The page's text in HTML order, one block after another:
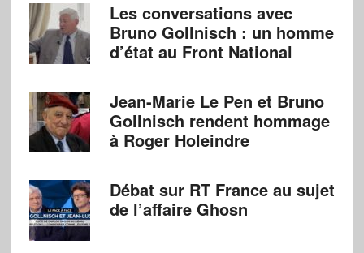
Les conversations avec
Bruno Gollnisch : un homme
d’état au Front National
Jean-Marie Le Pen et Bruno
Gollnisch rendent hommage
à Roger Holeindre
Débat sur RT France au sujet
de l’affaire Ghosn